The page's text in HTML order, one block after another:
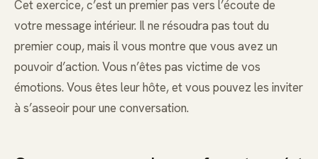
Cet exercice, c’est un premier pas vers l’écoute de
votre message intérieur. Il ne résoudra pas tout du
premier coup, mais il vous montre que vous avez un
pouvoir d’action. Vous n’êtes pas victime de vos
émotions. Vous êtes leur hôte, et vous pouvez les inviter
à s’asseoir pour une conversation.